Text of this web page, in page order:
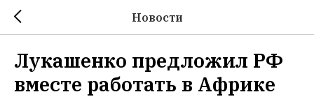
Новости
Лукашенко предложил РФ
вместе работать в Африке